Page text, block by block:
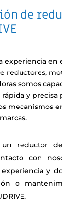
de
experiencia en
reductores,
somos
y precisa
mecanismos
reductor
con
experiencia y
o